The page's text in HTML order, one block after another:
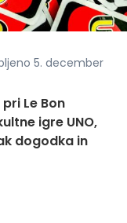
5. december
Le Bon
igre UNO,
dogodka in